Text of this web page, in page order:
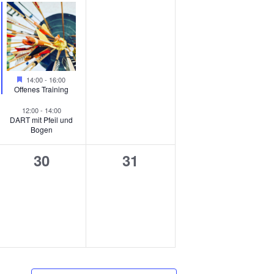
Hervorgehoben
14:00- 16:00
Offenes Training
12:00- 14:00
DART mit Pfeil und
Bogen
0
30
0
31